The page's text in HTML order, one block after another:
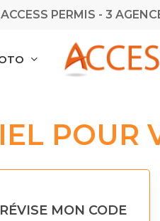
ACCESS PERMIS - 3
POUR
MON CODE